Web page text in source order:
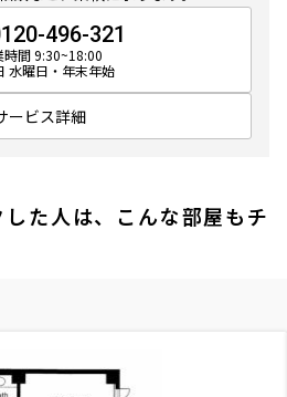
496-321
時間 9:30~18:00
水曜日・年末年始
ービス詳細
た人は、こんな部屋もチ